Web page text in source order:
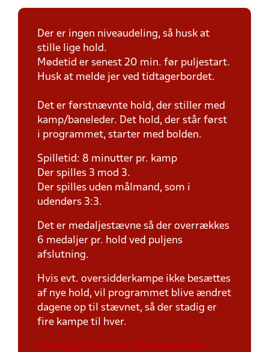
Der er ingen niveaudeling, så husk at
stille lige hold.
Mødetid er senest 20 min. før puljestart.
Husk at melde jer ved tidtagerbordet.
Det er førstnævnte hold, der stiller med
kamp/baneleder. Det hold, der står først
i programmet, starter med bolden.
Spilletid: 8 minutter pr. kamp
Der spilles 3 mod 3.
Der spilles uden målmand, som i
udendørs 3:3.
Det er medaljestævne så der overrækkes
6 medaljer pr. hold ved puljens
afslutning.
Hvis evt. oversidderkampe ikke besættes
af nye hold, vil programmet blive ændret
dagene op til stævnet, så der stadig er
fire kampe til hver.
Oversigt over alle ½ banestævner.